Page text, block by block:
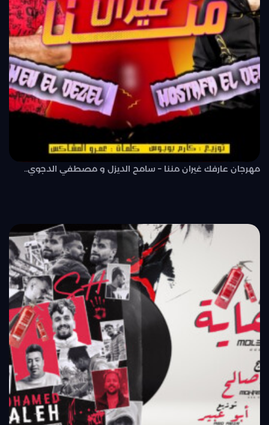
مهرجان عارفك غيران مننا – سامح الديزل و مصطفي الدجوي..